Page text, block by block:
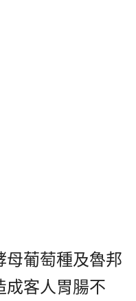
母葡萄種及魯邦
成客人胃腸不